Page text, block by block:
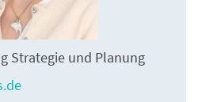
Strategie und Planung